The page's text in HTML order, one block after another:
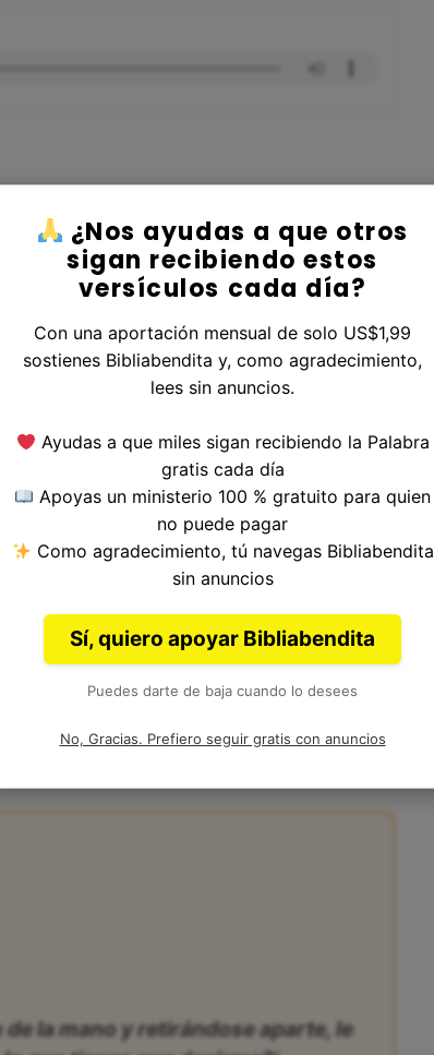
Libro Hechos
|Versículo Siguiente
Versículo 19, Capítulo 23, Libro de Hechos
Lucas.
en la Biblia
de la mano y retirándose aparte, le
¿Nos ayudas a que otros
sigan recibiendo estos
versículos cada día?
Con una aportación mensual de solo US$1,99
sostienes Bibliabendita y, como agradecimiento,
lees sin anuncios.
Ayudas a que miles sigan recibiendo la Palabra
gratis cada día
Apoyas un ministerio 100 % gratuito para quien
no puede pagar
Como agradecimiento, tú navegas Bibliabendita
sin anuncios
Sí, quiero apoyar Bibliabendita
Puedes darte de baja cuando lo desees
No, Gracias. Prefiero seguir gratis con anuncios